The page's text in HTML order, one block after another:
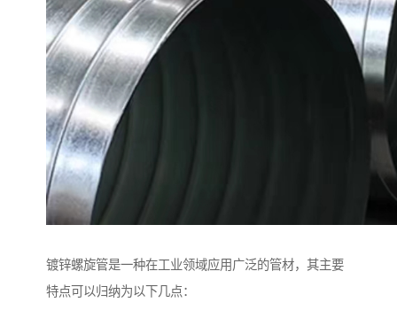
镀锌螺旋管是一种在工业领域应用广泛的管材，其主要
特点可以归纳为以下几点：